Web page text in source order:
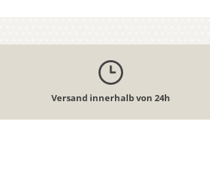
Versand innerhalb von 24h